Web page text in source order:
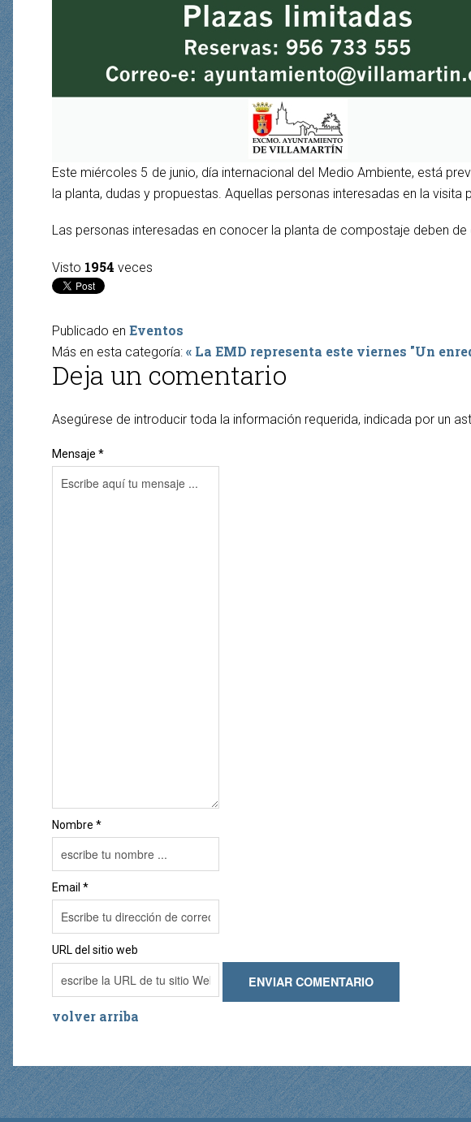
Este miércoles 5 de junio, día internacional del Medio Ambiente, está
la planta, dudas y propuestas. Aquellas personas interesadas en la
Las personas interesadas en conocer la planta de compostaje deben
Visto 1954 veces
Publicado en Eventos
Más en esta categoría: « La EMD representa este viernes "Un
Deja un comentario
Asegúrese de introducir toda la información requerida, indicada por un
Mensaje *
Nombre *
Email *
URL del sitio web
volver arriba